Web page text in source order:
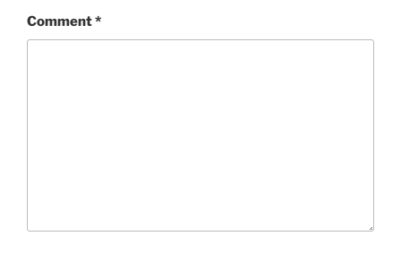
Comment*